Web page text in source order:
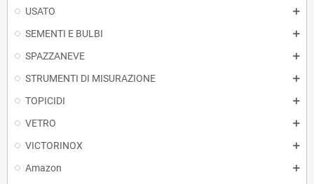
USATO
SEMENTI E BULBI
SPAZZANEVE
STRUMENTI DI MISURAZIONE
TOPICIDI
VETRO
VICTORINOX
Amazon